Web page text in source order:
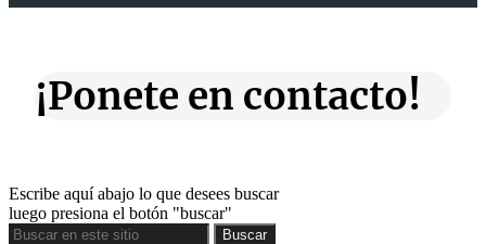
¡Ponete en contacto!
Escribe aquí abajo lo que desees buscar
luego presiona el botón "buscar"
Buscar
Buscar